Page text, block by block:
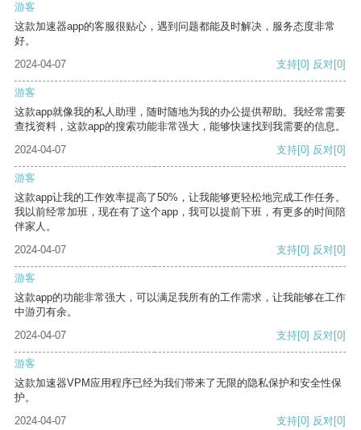
游客
这款加速器app的客服很贴心，遇到问题都能及时解决，服务态度非常
好。
2024-04-07
支持[0] 反对[0]
游客
这款app就像我的私人助理，随时随地为我的办公提供帮助。我经常需要
查找资料，这款app的搜索功能非常强大，能够快速找到我需要的信息。
2024-04-07
支持[0] 反对[0]
游客
这款app让我的工作效率提高了50%，让我能够更轻松地完成工作任务。
我以前经常加班，现在有了这个app，我可以提前下班，有更多的时间陪
伴家人。
2024-04-07
支持[0] 反对[0]
游客
这款app的功能非常强大，可以满足我所有的工作需求，让我能够在工作
中游刃有余。
2024-04-07
支持[0] 反对[0]
游客
这款加速器VPM应用程序已经为我们带来了无限的隐私保护和安全性保
护。
2024-04-07
支持[0] 反对[0]